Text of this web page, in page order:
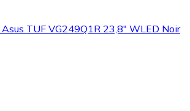
TUF VG249Q1R 23,8" WLED Noir